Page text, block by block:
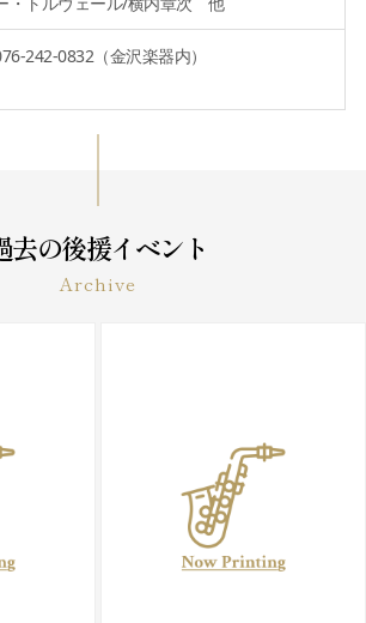
242-0832（金沢楽器内）
去の後援イベント
Archive